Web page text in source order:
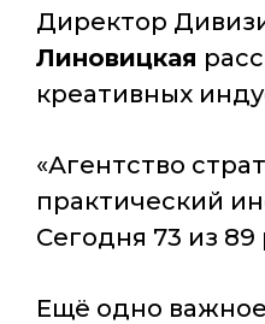
Директор
Линовицкая
креативных
«Агентство
практический
Сегодня 73 из
Ещё одно